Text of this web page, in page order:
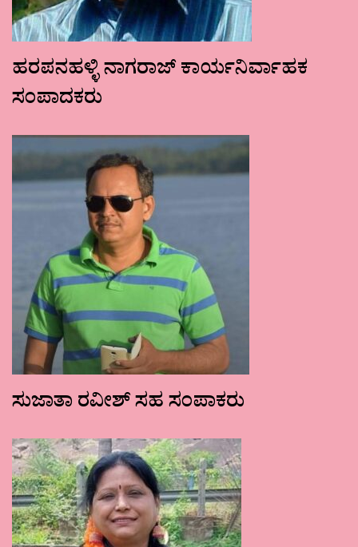
ಹರಪನಹಳ್ಳಿ ನಾಗರಾಜ್ ಕಾರ್ಯನಿರ್ವಾಹಕ
ಸಂಪಾದಕರು
ಸುಜಾತಾ ರವೀಶ್ ಸಹ ಸಂಪಾಕರು